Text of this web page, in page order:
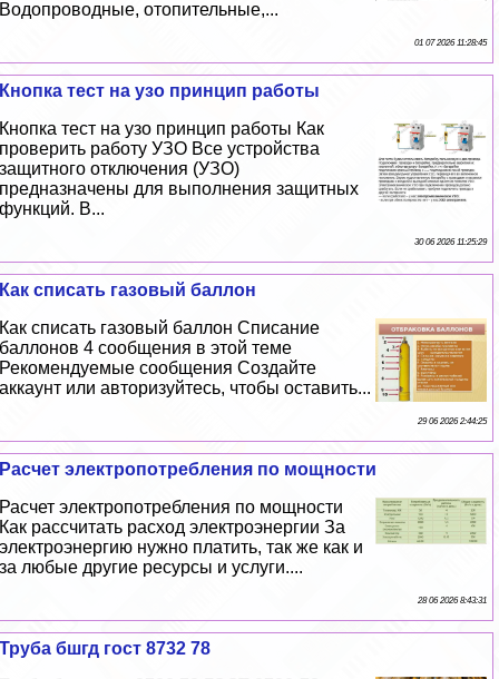
Водопроводные, отопительные,...
01 07 2026 11:28:45
Кнопка тест на узо принцип работы
Кнопка тест на узо принцип работы Как
проверить работу УЗО Все устройства
защитного отключения (УЗО)
предназначены для выполнения защитных
функций. В...
30 06 2026 11:25:29
Как списать газовый баллон
Как списать газовый баллон Списание
баллонов 4 сообщения в этой теме
Рекомендуемые сообщения Создайте
аккаунт или авторизуйтесь, чтобы оставить...
29 06 2026 2:44:25
Расчет электропотрeбления по мощности
Расчет электропотрeбления по мощности
Как рассчитать расход электроэнергии За
электроэнергию нужно платить, так же как и
за любые другие ресурсы и услуги....
28 06 2026 8:43:31
Труба бшгд гост 8732 78